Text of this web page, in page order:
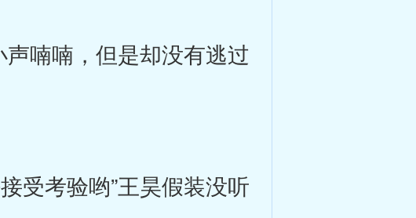
喃喃，但是却没有逃过
受考验哟”王昊假装没听